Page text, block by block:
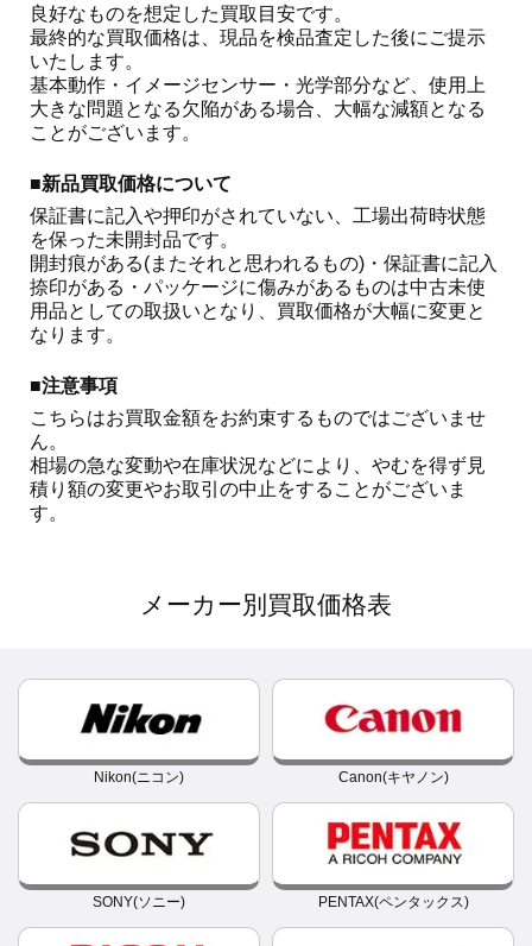
良好なものを想定した買取目安です。
最終的な買取価格は、現品を検品査定した後にご提示
いたします。
基本動作・イメージセンサー・光学部分など、使用上
大きな問題となる欠陥がある場合、大幅な減額となる
ことがございます。
■新品買取価格について
保証書に記入や押印がされていない、工場出荷時状態
を保った未開封品です。
開封痕がある(またそれと思われるもの)・保証書に記入
捺印がある・パッケージに傷みがあるものは中古未使
用品としての取扱いとなり、買取価格が大幅に変更と
なります。
■注意事項
こちらはお買取金額をお約束するものではございませ
ん。
相場の急な変動や在庫状況などにより、やむを得ず見
積り額の変更やお取引の中止をすることがございま
す。
メーカー別買取価格表
Nikon(ニコン) Canon(キヤノン)
SONY(ソニー) PENTAX(ペンタックス)